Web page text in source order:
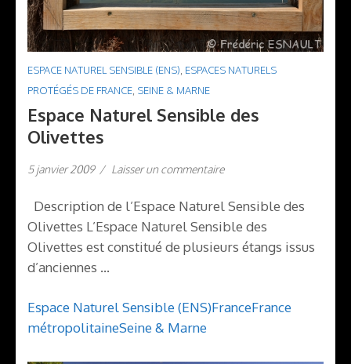
ESPACE NATUREL SENSIBLE (ENS) ESPACES NATURELS
PROTÉGÉS DE FRANCE SEINE & MARNE
Espace Naturel Sensible des
Olivettes
5 janvier 2009 / Laisser un commentaire
Description de l’Espace Naturel Sensible des
Olivettes L’Espace Naturel Sensible des
Olivettes est constitué de plusieurs étangs issus
d’anciennes …
Espace Naturel Sensible (ENS)FranceFrance
métropolitaineSeine & Marne